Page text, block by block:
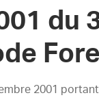
du
2001